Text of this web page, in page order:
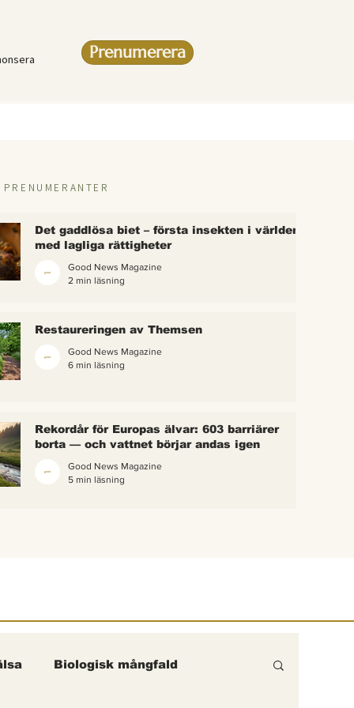
Prenumerera
–
i
gick
Det gaddlösa biet – första insekten i världen
med lagliga rättigheter
Good News Magazine
2 min läsning
Restaureringen av Themsen
Good News Magazine
6 min läsning
Rekordår för Europas älvar: 603 barriärer
borta — och vattnet börjar andas igen
Good News Magazine
5 min läsning
Biologisk mångfald